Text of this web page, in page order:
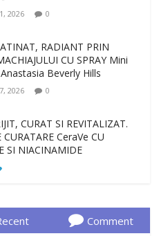
2026 0
RADIANT PRIN
CU SPRAY Mini
Beverly Hills
2026 0
CURAT SI REVITALIZAT.
CURATARE CeraVe CU
SI NIACINAMIDE
2026
Idei inedite, cadouri
le puteti avea la Giftspot.ro,
Comment